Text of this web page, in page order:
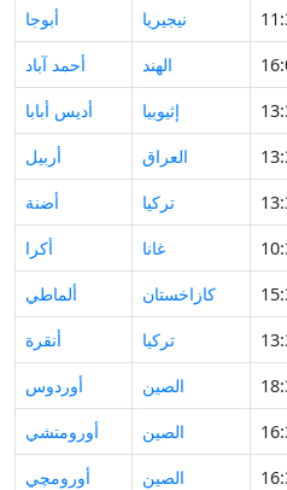
أبوجا نيجيريا
أحمد آباد
الهند
أديس أبابا
إثيوبيا
أربيل
العراق
أضنة
تركيا
أكرا
غانا
ألماطي
كازاخستان
أنقرة
تركيا
أوردوس
الصين
أورومتشي
الصين
أورومچي
الصين